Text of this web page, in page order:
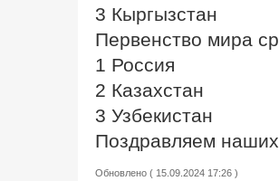
3 Кыргызстан
Первенство мира
1 Россия
2 Казахстан
3 Узбекистан
Поздравляем
Обновлено ( 15.09.2024 17:26 )